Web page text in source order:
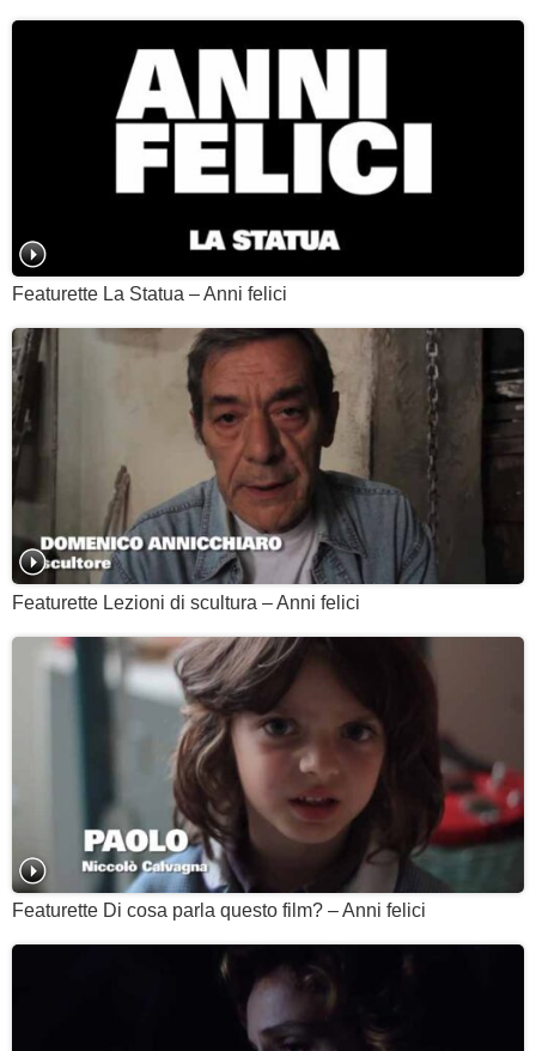
Featurette La Statua – Anni felici
Featurette Lezioni di scultura – Anni felici
Featurette Di cosa parla questo film? – Anni felici